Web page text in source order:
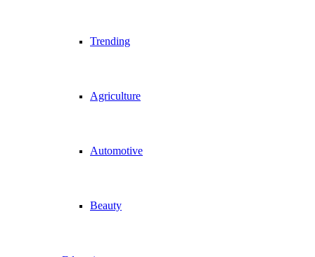
Trending
Agriculture
Automotive
Beauty